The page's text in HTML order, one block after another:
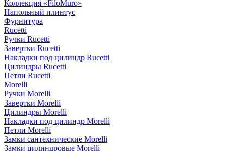
Коллекция «FiloMuro»
Напольный плинтус
Фурнитура
Rucetti
Ручки Rucetti
Завертки Rucetti
Накладки под цилиндр Rucetti
Цилиндры Rucetti
Петли Rucetti
Morelli
Ручки Morelli
Завертки Morelli
Цилиндры Morelli
Накладки под цилиндр Morelli
Петли Morelli
Замки сантехнические Morelli
Замки цилиндровые Morelli